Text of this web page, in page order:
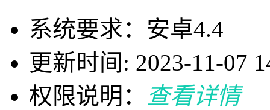
系统要求：安卓4.4
更新时间: 2023-11-07
权限说明：
查看详情